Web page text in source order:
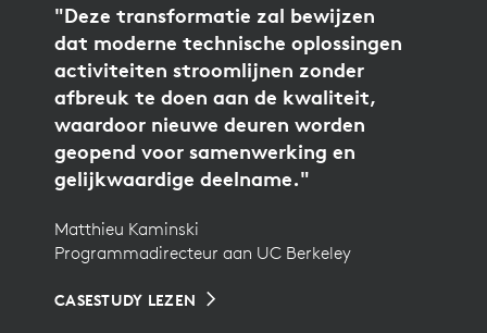
"Deze transformatie zal bewijzen
dat moderne technische oplossingen
activiteiten stroomlijnen zonder
afbreuk te doen aan de kwaliteit,
waardoor nieuwe deuren worden
geopend voor samenwerking en
gelijkwaardige deelname."
Matthieu Kaminski
Programmadirecteur aan UC Berkeley
CASESTUDY LEZEN